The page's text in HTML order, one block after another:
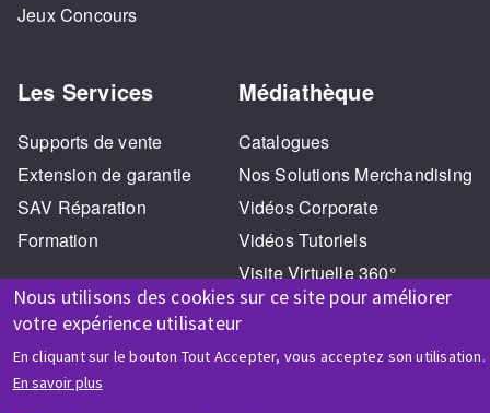
Nous utilisons des cookies sur ce site pour améliorer
votre expérience utilisateur
En cliquant sur le bouton Tout Accepter, vous acceptez son utilisation.
En savoir plus
Jeux Concours
Les Services
Supports de vente
Extension de garantie
SAV Réparation
Formation
Médiathèque
Catalogues
Nos Solutions Merchandising
Vidéos Corporate
Vidéos Tutoriels
Visite Virtuelle 360°